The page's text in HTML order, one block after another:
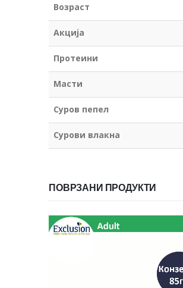
Возраст
Акција
Протеини
Масти
Суров пепел
Сурови влакна
ПОВРЗАНИ ПРОДУКТИ